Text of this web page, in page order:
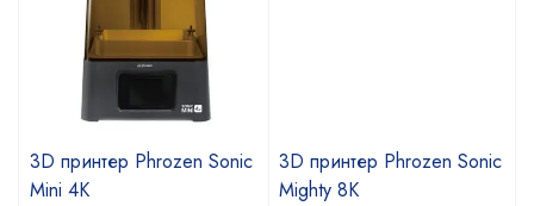
3D принтер Phrozen Sonic
Mini 4K
3D принтер Phrozen Sonic
Mighty 8K